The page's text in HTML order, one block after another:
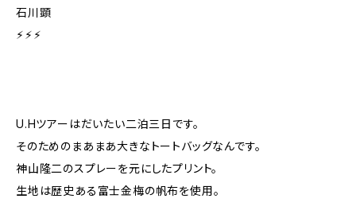
石川顕
⚡︎⚡︎⚡︎
U.Hツアーはだいたい二泊三日です。
そのためのまあまあ大きなトートバッグなんです。
神山隆二のスプレーを元にしたプリント。
生地は歴史ある富士金梅の帆布を使用。